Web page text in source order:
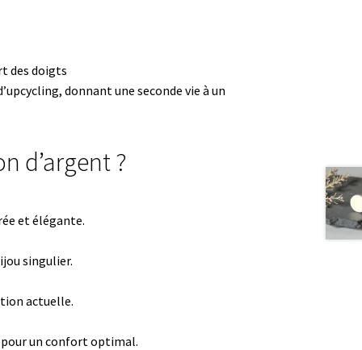
des doigts
donnant une seconde vie à un
d’argent ?
et élégante.
singulier.
actuelle.
pour un confort optimal.